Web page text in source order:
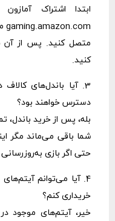
ابتدا اشتراک
کنید.
3. آیا باندل‌های
دسترس خواهند بود؟
بله، پس از خرید باندل،
شما باقی می‌ماند مگر
حتی اگر بازی
4. آیا می‌توانم
خریداری کنم؟
خیر، آیتم‌های موجود